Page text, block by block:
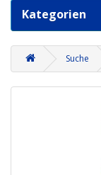
Kategorien
Suche